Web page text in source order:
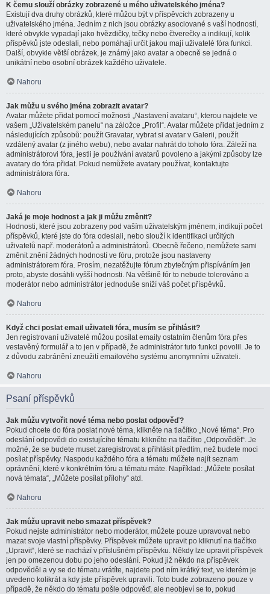
K čemu slouží obrázky zobrazené u mého uživatelského jména?
Existují dva druhy obrázků, které můžou být v příspěvcích zobrazeny u
uživatelského jména. Jedním z nich jsou obrázky asociované s vaší hodností,
které obvykle vypadají jako hvězdičky, tečky nebo čtverečky a indikují, kolik
příspěvků jste odeslali, nebo pomáhají určit jakou mají uživatelé fóra funkci.
Další, obvykle větší obrázek, je známý jako avatar a obecně se jedná o
unikátní nebo osobní obrázek každého uživatele.
Nahoru
Jak můžu u svého jména zobrazit avatar?
Avatar můžete přidat pomocí možnosti „Nastavení avataru“, kterou najdete ve
vašem „Uživatelském panelu“ na záložce „Profil“. Avatar můžete přidat jedním z
následujících způsobů: použít Gravatar, vybrat si avatar v Galerii, použít
vzdálený avatar (z jiného webu), nebo avatar nahrát do tohoto fóra. Záleží na
administrátorovi fóra, jestli je používání avatarů povoleno a jakými způsoby lze
avatary do fóra přidat. Pokud nemůžete avatary používat, kontaktujte
administrátora fóra.
Nahoru
Jaká je moje hodnost a jak ji můžu změnit?
Hodnosti, které jsou zobrazeny pod vaším uživatelským jménem, indikují počet
příspěvků, které jste do fóra odeslali, nebo slouží k identifikaci určitých
uživatelů např. moderátorů a administrátorů. Obecně řečeno, nemůžete sami
změnit znění žádných hodností ve fóru, protože jsou nastaveny
administrátorem fóra. Prosím, nezatěžujte fórum zbytečným přispíváním jen
proto, abyste dosáhli vyšší hodnosti. Na většině fór to nebude tolerováno a
moderátor nebo administrátor jednoduše sníží váš počet příspěvků.
Nahoru
Když chci poslat email uživateli fóra, musím se přihlásit?
Jen registrovaní uživatelé můžou posílat emaily ostatním členům fóra přes
vestavěný formulář a to jen v případě, že administrátor tuto funkci povolil. Je to
z důvodu zabránění zneužití emailového systému anonymními uživateli.
Nahoru
Psaní příspěvků
Jak můžu vytvořit nové téma nebo poslat odpověď?
Pokud chcete do fóra poslat nové téma, klikněte na tlačítko „Nové téma“. Pro
odeslání odpovědi do existujícího tématu klikněte na tlačítko „Odpovědět“. Je
možné, že se budete muset zaregistrovat a přihlásit předtím, než budete moci
posílat příspěvky. Naspodu každého fóra a tématu můžete najít seznam
oprávnění, které v konkrétním fóru a tématu máte. Například: „Můžete posílat
nová témata“, „Můžete posílat přílohy“ atd.
Nahoru
Jak můžu upravit nebo smazat příspěvek?
Pokud nejste administrátor nebo moderátor, můžete pouze upravovat nebo
mazat svoje vlastní příspěvky. Příspěvek můžete upravit po kliknutí na tlačítko
„Upravit“, které se nachází v příslušném příspěvku. Někdy lze upravit příspěvek
jen po omezenou dobu po jeho odeslání. Pokud již někdo na příspěvek
odpověděl a vy se do tématu vrátíte, najdete pod ním krátký text, ve kterém je
uvedeno kolikrát a kdy jste příspěvek upravili. Toto bude zobrazeno pouze v
případě, že někdo do tématu pošle odpověď, ale neobjeví se to, pokud